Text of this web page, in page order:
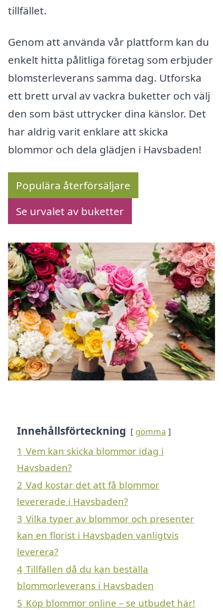
tillfället.
Genom att använda vår plattform kan du
enkelt hitta pålitliga företag som erbjuder
blomsterleverans samma dag. Utforska
ett brett urval av vackra buketter och välj
den som bäst uttrycker dina känslor. Det
har aldrig varit enklare att skicka
blommor och dela glädjen i Havsbaden!
Populära återförsäljare
Se urvalet av buketter
Innehållsförteckning gömma
1 Vem kan skicka blommor idag i
Havsbaden?
2 Vad kostar det att få blommor
levererade i Havsbaden?
3 Vilka typer av blommor och presenter
kan en florist i Havsbaden vanligtvis
leverera?
4 Tillfällen då du kan beställa
blommorleverans i Havsbaden
5 Köp blommor online – se utbudet här!